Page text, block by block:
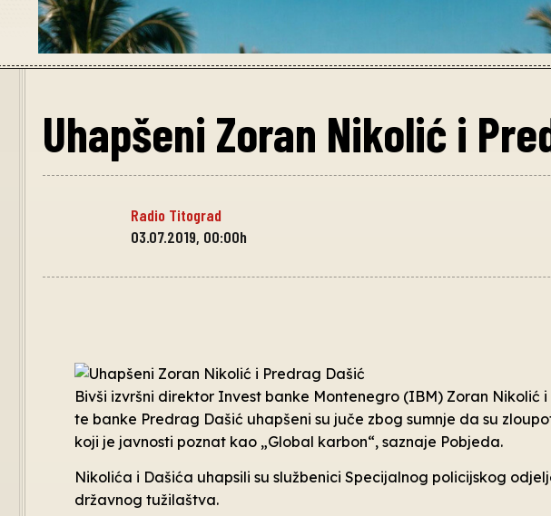
Uhapšeni Zoran Nikolić i
Radio Titograd
03.07.2019, 00:00h
Bivši izvršni direktor Invest banke Montenegro (IBM) Zoran
te banke Predrag Dašić uhapšeni su juče zbog sumnje da su
koji je javnosti poznat kao „Global karbon“, saznaje Pobjeda.
Nikolića i Dašića uhapsili su službenici Specijalnog policijskog
državnog tužilaštva.